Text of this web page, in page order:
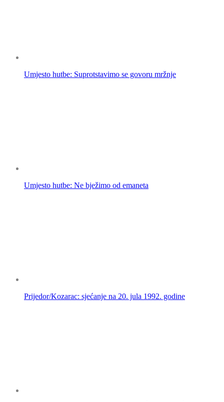
Umjesto hutbe: Suprotstavimo se govoru mržnje
Umjesto hutbe: Ne bježimo od emaneta
Prijedor/Kozarac: sjećanje na 20. jula 1992. godine